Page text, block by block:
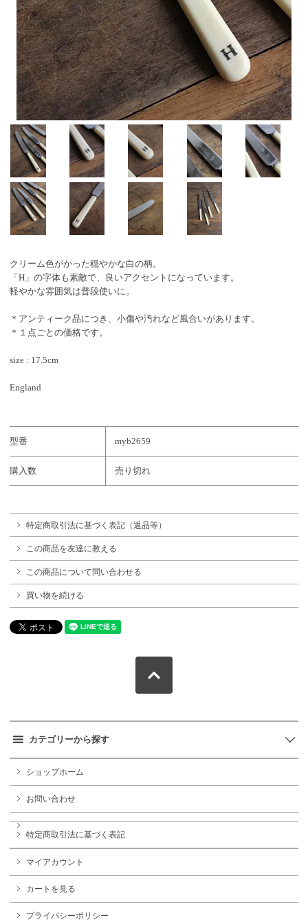
クリーム色がかった穏やかな白の柄。
「H」の字体も素敵で、良いアクセントになっています。
軽やかな雰囲気は普段使いに。
＊アンティーク品につき、小傷や汚れなど風合いがあります。
＊１点ごとの価格です。
size : 17.5cm
England
型番 myb2659
購入数 売り切れ
特定商取引法に基づく表記（返品等）
この商品を友達に教える
この商品について問い合わせる
買い物を続ける
カテゴリーから探す
ショップホーム
お問い合わせ
特定商取引法に基づく表記
マイアカウント
カートを見る
プライバシーポリシー